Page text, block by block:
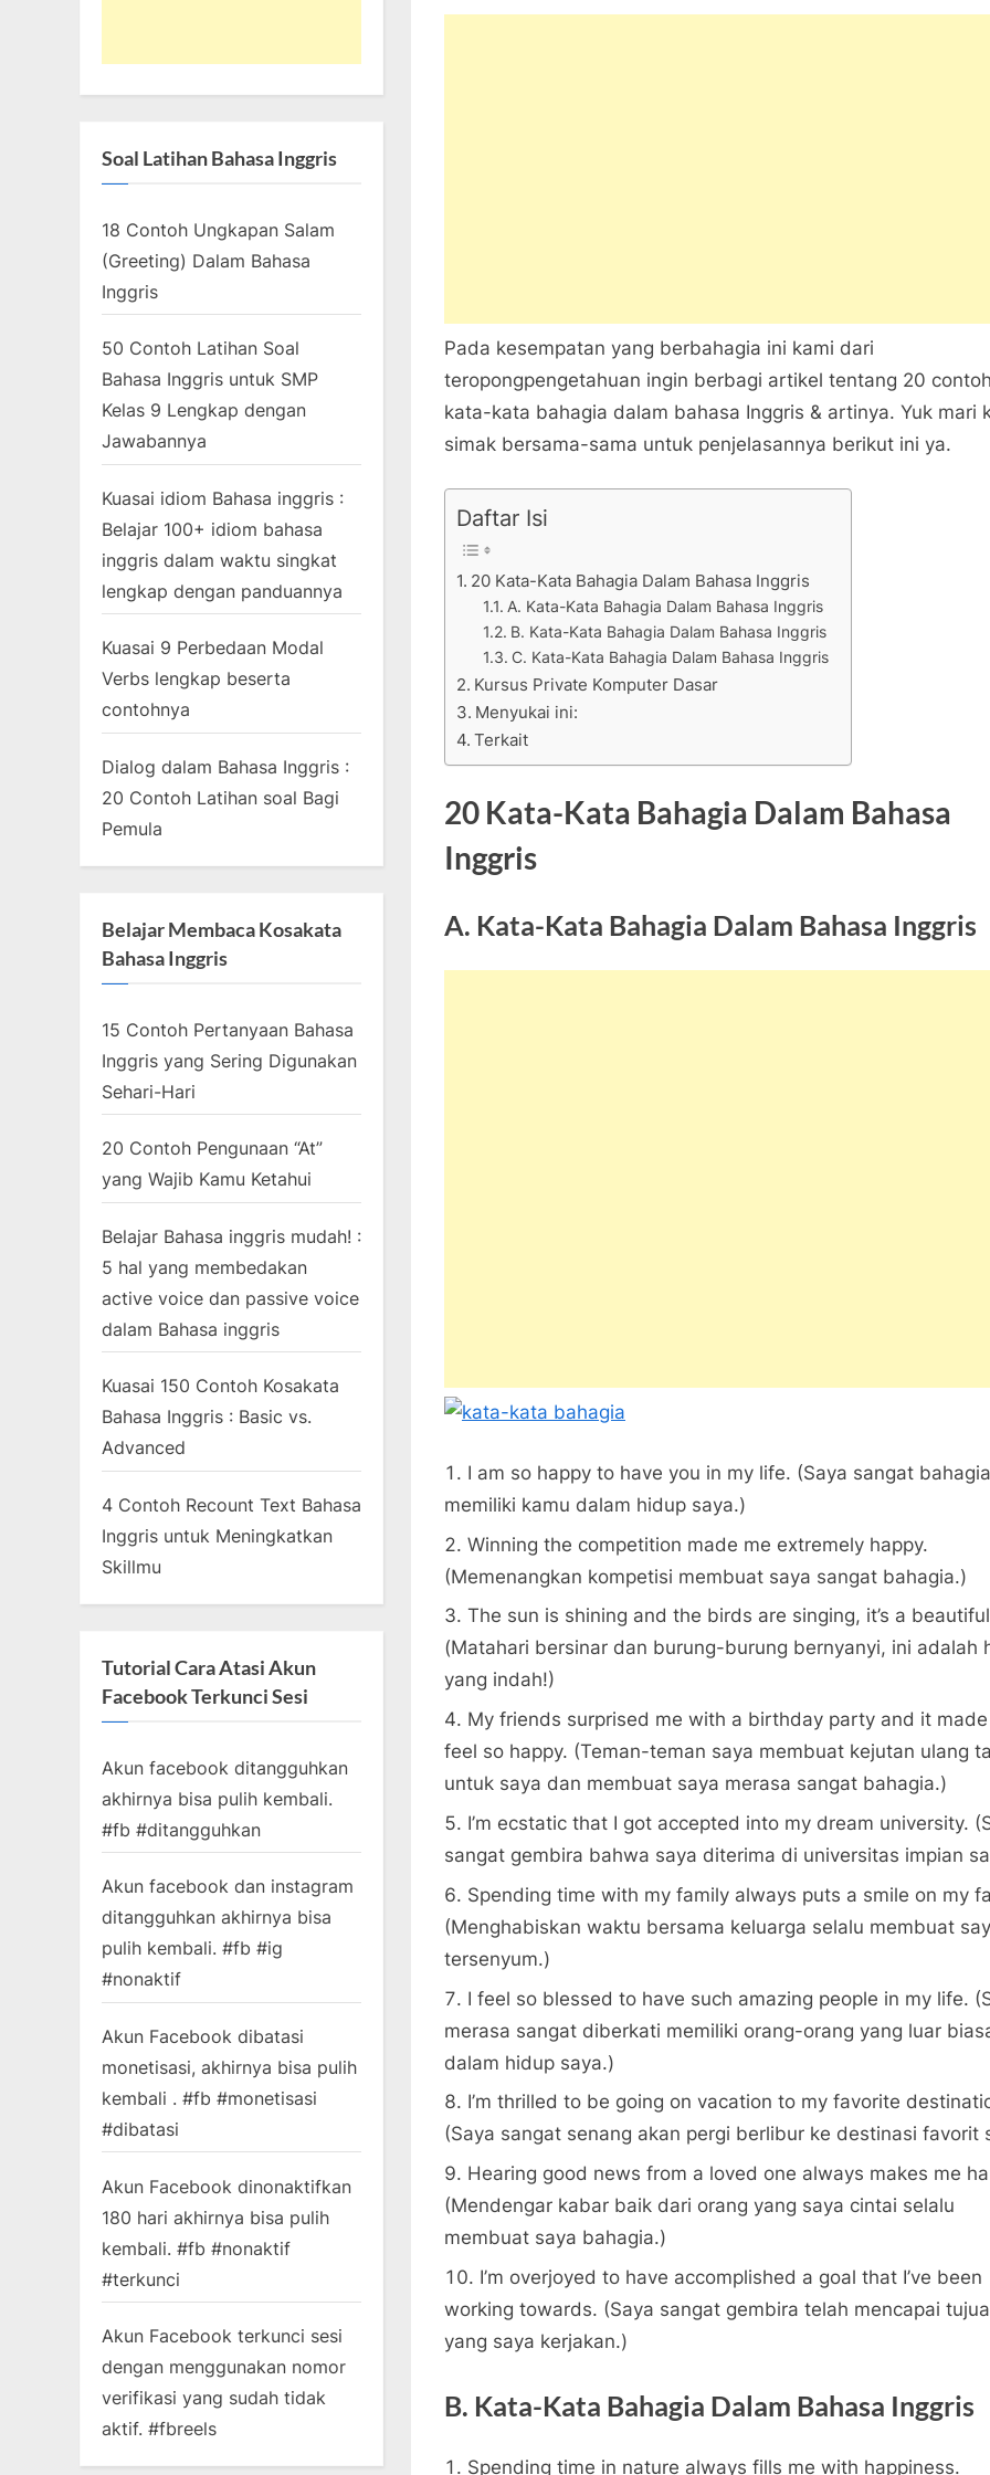
Pada kesempatan yang berbahagia ini kami dari
teropongpengetahuan ingin berbagi artikel tentang 20
kata-kata bahagia dalam bahasa Inggris & artinya. Yuk mari
simak bersama-sama untuk penjelasannya berikut ini ya.
Daftar Isi
20 Kata-Kata Bahagia Dalam Bahasa Inggris
A. Kata-Kata Bahagia Dalam Bahasa Inggris
B. Kata-Kata Bahagia Dalam Bahasa Inggris
C. Kata-Kata Bahagia Dalam Bahasa Inggris
Kursus Private Komputer Dasar
Menyukai ini:
Terkait
20 Kata-Kata Bahagia Dalam Bahasa
Inggris
A. Kata-Kata Bahagia Dalam Bahasa Inggris
I am so happy to have you in my life. (Saya sangat bahagia
memiliki kamu dalam hidup saya.)
Winning the competition made me extremely happy.
(Memenangkan kompetisi membuat saya sangat bahagia.)
The sun is shining and the birds are singing, it’s a
(Matahari bersinar dan burung-burung bernyanyi, ini adalah
yang indah!)
My friends surprised me with a birthday party and it
feel so happy. (Teman-teman saya membuat kejutan ulang
untuk saya dan membuat saya merasa sangat bahagia.)
I’m ecstatic that I got accepted into my dream university.
sangat gembira bahwa saya diterima di universitas impian
Spending time with my family always puts a smile on my
(Menghabiskan waktu bersama keluarga selalu membuat
tersenyum.)
I feel so blessed to have such amazing people in my life.
merasa sangat diberkati memiliki orang-orang yang luar
dalam hidup saya.)
I’m thrilled to be going on vacation to my favorite
(Saya sangat senang akan pergi berlibur ke destinasi favorit
Hearing good news from a loved one always makes me
(Mendengar kabar baik dari orang yang saya cintai selalu
membuat saya bahagia.)
I’m overjoyed to have accomplished a goal that I’ve been
working towards. (Saya sangat gembira telah mencapai
yang saya kerjakan.)
B. Kata-Kata Bahagia Dalam Bahasa Inggris
Spending time in nature always fills me with happiness.
Soal Latihan Bahasa Inggris
18 Contoh Ungkapan Salam
(Greeting) Dalam Bahasa
Inggris
50 Contoh Latihan Soal
Bahasa Inggris untuk SMP
Kelas 9 Lengkap dengan
Jawabannya
Kuasai idiom Bahasa inggris :
Belajar 100+ idiom bahasa
inggris dalam waktu singkat
lengkap dengan panduannya
Kuasai 9 Perbedaan Modal
Verbs lengkap beserta
contohnya
Dialog dalam Bahasa Inggris :
20 Contoh Latihan soal Bagi
Pemula
Belajar Membaca Kosakata
Bahasa Inggris
15 Contoh Pertanyaan Bahasa
Inggris yang Sering Digunakan
Sehari-Hari
20 Contoh Pengunaan “At”
yang Wajib Kamu Ketahui
Belajar Bahasa inggris mudah! :
5 hal yang membedakan
active voice dan passive voice
dalam Bahasa inggris
Kuasai 150 Contoh Kosakata
Bahasa Inggris : Basic vs.
Advanced
4 Contoh Recount Text Bahasa
Inggris untuk Meningkatkan
Skillmu
Tutorial Cara Atasi Akun
Facebook Terkunci Sesi
Akun facebook ditangguhkan
akhirnya bisa pulih kembali.
#fb #ditangguhkan
Akun facebook dan instagram
ditangguhkan akhirnya bisa
pulih kembali. #fb #ig
#nonaktif
Akun Facebook dibatasi
monetisasi, akhirnya bisa pulih
kembali . #fb #monetisasi
#dibatasi
Akun Facebook dinonaktifkan
180 hari akhirnya bisa pulih
kembali. #fb #nonaktif
#terkunci
Akun Facebook terkunci sesi
dengan menggunakan nomor
verifikasi yang sudah tidak
aktif. #fbreels